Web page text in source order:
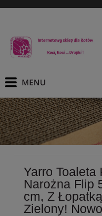
Yarro Toaleta
Narożna Flip
cm, Z
Zielony!